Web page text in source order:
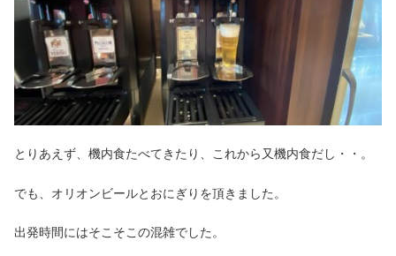
とりあえず、機内食たべてきたり、これから又機内食だし・・。
でも、オリオンビールとおにぎりを頂きました。
出発時間にはそこそこの混雑でした。